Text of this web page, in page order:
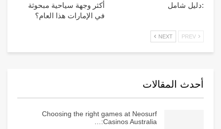
:دليل شامل
أكثر وجهة سياحية مبحوثة
في الإمارات هذا العام؟
NEXT
أحدث المقالات
Choosing the right games at Neosurf
Casinos Australia:…